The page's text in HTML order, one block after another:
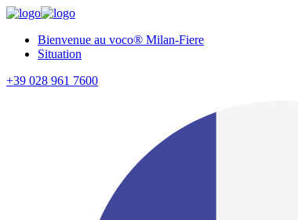
Bienvenue au voco® Milan-Fiere
Situation
+39 028 961 7600